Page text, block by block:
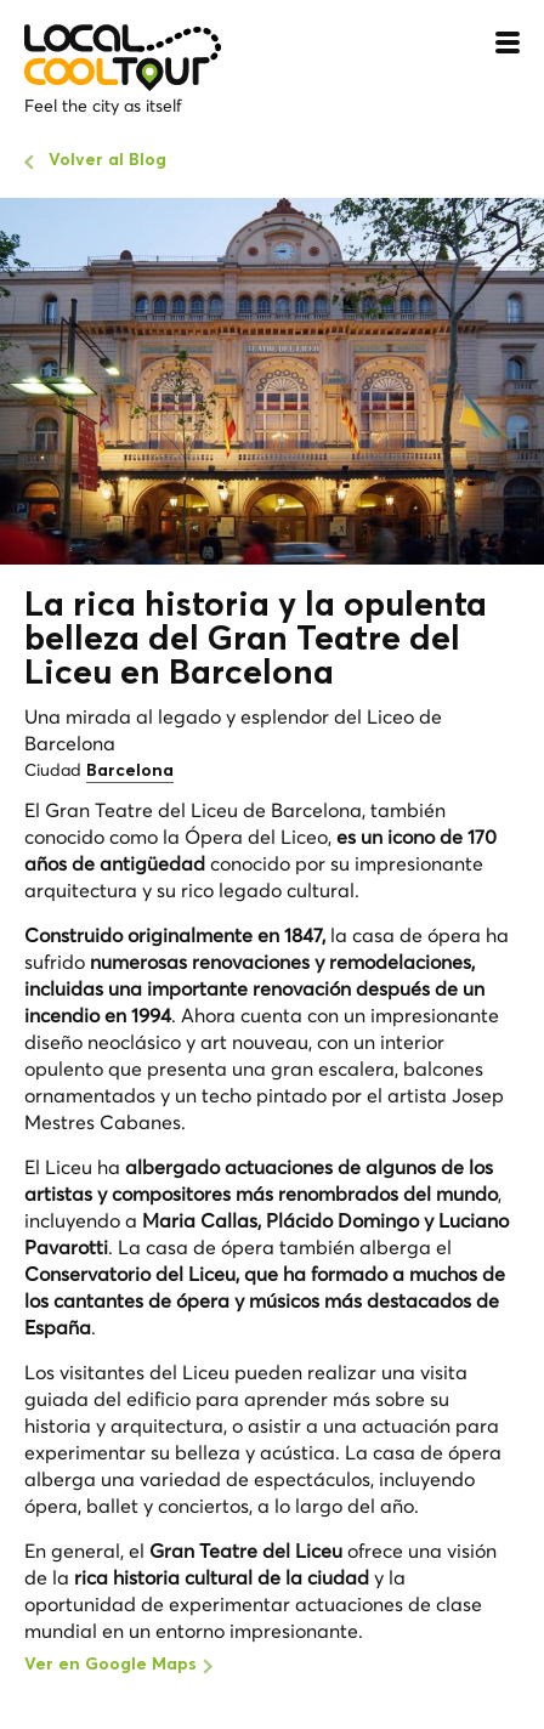
Feel the city as itself
Volver al Blog
La rica historia y la opulenta
belleza del Gran Teatre del
Liceu en Barcelona
Una mirada al legado y esplendor del Liceo de
Barcelona
Ciudad Barcelona
El Gran Teatre del Liceu de Barcelona, también
conocido como la Ópera del Liceo, es un icono de 170
años de antigüedad conocido por su impresionante
arquitectura y su rico legado cultural.
Construido originalmente en 1847, la casa de ópera ha
sufrido numerosas renovaciones y remodelaciones,
incluidas una importante renovación después de un
incendio en 1994. Ahora cuenta con un impresionante
diseño neoclásico y art nouveau, con un interior
opulento que presenta una gran escalera, balcones
ornamentados y un techo pintado por el artista Josep
Mestres Cabanes.
El Liceu ha albergado actuaciones de algunos de los
artistas y compositores más renombrados del mundo,
incluyendo a Maria Callas, Plácido Domingo y Luciano
Pavarotti. La casa de ópera también alberga el
Conservatorio del Liceu, que ha formado a muchos de
los cantantes de ópera y músicos más destacados de
España.
Los visitantes del Liceu pueden realizar una visita
guiada del edificio para aprender más sobre su
historia y arquitectura, o asistir a una actuación para
experimentar su belleza y acústica. La casa de ópera
alberga una variedad de espectáculos, incluyendo
ópera, ballet y conciertos, a lo largo del año.
En general, el Gran Teatre del Liceu ofrece una visión
de la rica historia cultural de la ciudad y la
oportunidad de experimentar actuaciones de clase
mundial en un entorno impresionante.
Ver en Google Maps